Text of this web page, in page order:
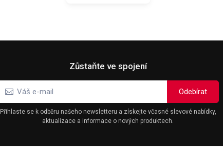
Zůstaňte ve spojení
Přihlaste se k odběru našeho newsletteru a získejte včasné slevové nabídky,
aktualizace a informace o nových produktech.